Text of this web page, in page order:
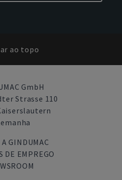
ao topo
GmbH
Strasse 110
GINDUMAC
DE EMPREGO